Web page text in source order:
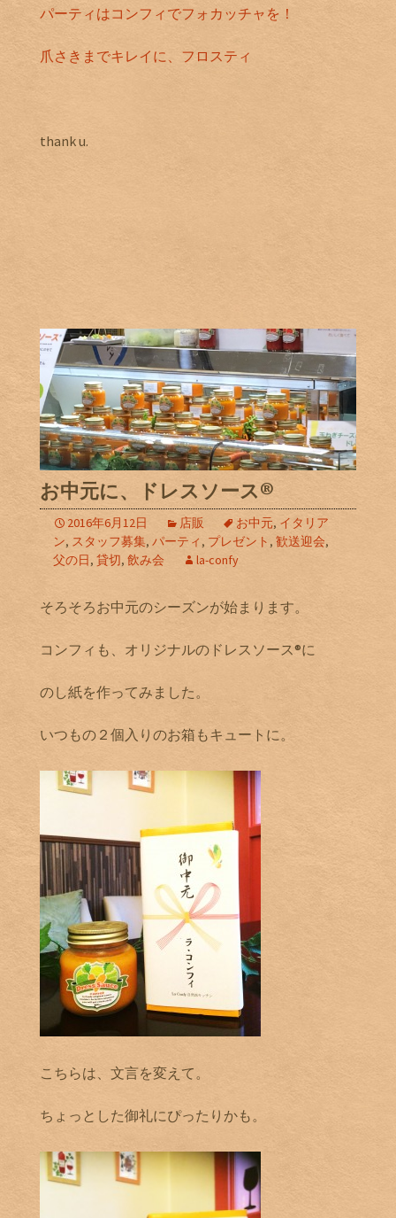
パーティはコンフィでフォカッチャを！
爪さきまでキレイに、フロスティ
thank u.
お中元に、ドレスソース®
2016年6月12日 店販 お中元, イタリア
ン, スタッフ募集, パーティ , プレゼント , 歓送迎会,
父の日, 貸切, 飲み会 la-confy
そろそろお中元のシーズンが始まります。
コンフィも、オリジナルのドレスソース®に
のし紙を作ってみました。
いつもの２個入りのお箱もキュートに。
こちらは、文言を変えて。
ちょっとした御礼にぴったりかも。